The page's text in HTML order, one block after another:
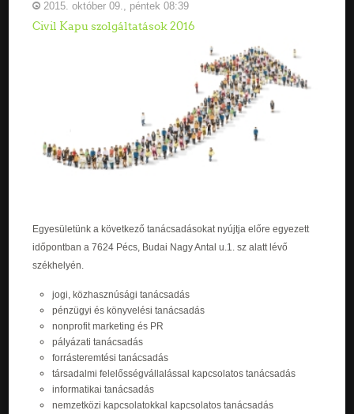
2015. október 09., péntek 08:39
Civil Kapu szolgáltatások 2016
Egyesületünk a következő tanácsadásokat nyújtja előre egyezett
időpontban a 7624 Pécs, Budai Nagy Antal u.1. sz alatt lévő
székhelyén.
jogi, közhasznúsági tanácsadás
pénzügyi és könyvelési tanácsadás
nonprofit marketing és PR
pályázati tanácsadás
forrásteremtési tanácsadás
társadalmi felelősségvállalással kapcsolatos tanácsadás
informatikai tanácsadás
nemzetközi kapcsolatokkal kapcsolatos tanácsadás